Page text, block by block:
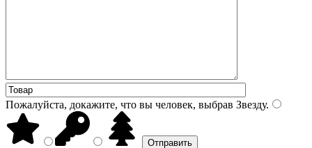
Пожалуйста, докажите, что вы человек, выбрав Звезду.